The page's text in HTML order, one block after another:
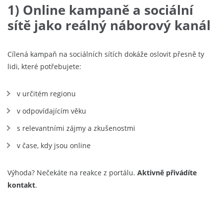
1) Online kampaně a sociální
sítě jako reálný náborový kanál
Cílená kampaň na sociálních sítích dokáže oslovit přesně ty
lidi, které potřebujete:
v určitém regionu
v odpovídajícím věku
s relevantními zájmy a zkušenostmi
v čase, kdy jsou online
Výhoda? Nečekáte na reakce z portálu. Aktivně přivádíte
kontakt.